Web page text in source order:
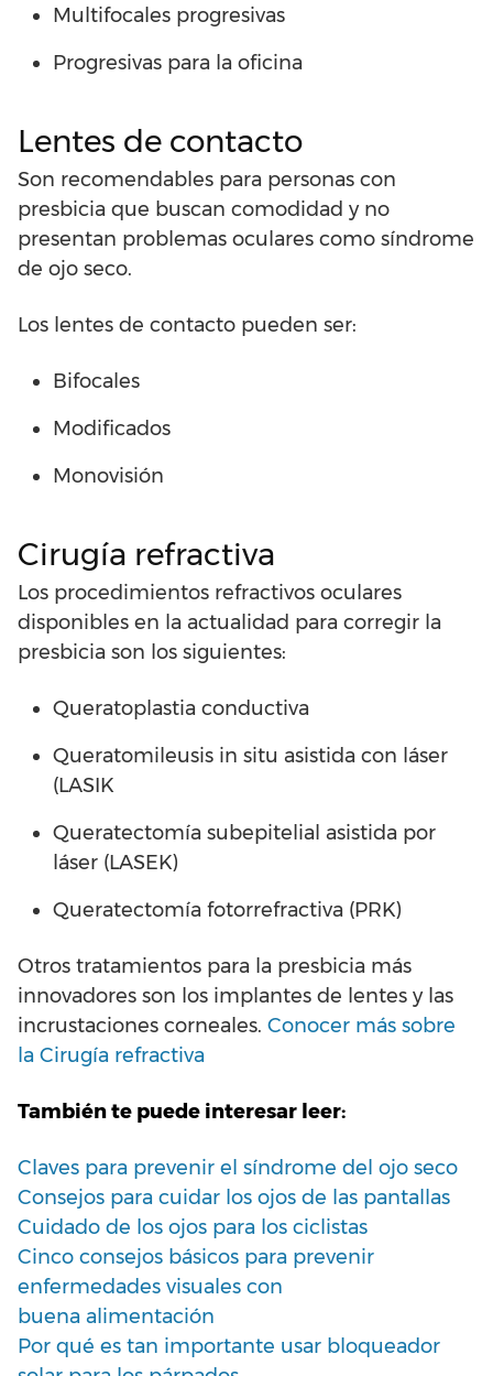
Multifocales progresivas
Progresivas para la oficina
Lentes de contacto
Son recomendables para personas con
presbicia que buscan comodidad y no
presentan problemas oculares como síndrome
de ojo seco.
Los lentes de contacto pueden ser:
Bifocales
Modificados
Monovisión
Cirugía refractiva
Los procedimientos refractivos oculares
disponibles en la actualidad para corregir la
presbicia son los siguientes:
Queratoplastia conductiva
Queratomileusis in situ asistida con láser
(LASIK
Queratectomía subepitelial asistida por
láser (LASEK)
Queratectomía fotorrefractiva (PRK)
Otros tratamientos para la presbicia más
innovadores son los implantes de lentes y las
incrustaciones corneales. Conocer más sobre
la Cirugía refractiva
También te puede interesar leer:
Claves para prevenir el síndrome del ojo seco
Consejos para cuidar los ojos de las pantallas
Cuidado de los ojos para los ciclistas
Cinco consejos básicos para prevenir
enfermedades visuales con
buena alimentación
Por qué es tan importante usar bloqueador